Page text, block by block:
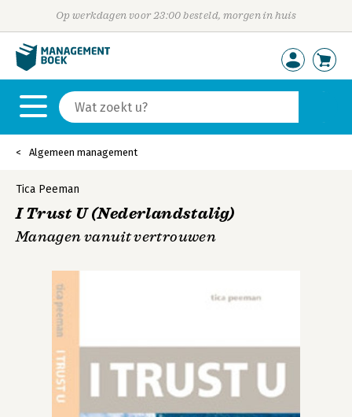
Op werkdagen voor 23:00 besteld, morgen in huis
Algemeen management
Tica Peeman
I Trust U (Nederlandstalig)
Managen vanuit vertrouwen